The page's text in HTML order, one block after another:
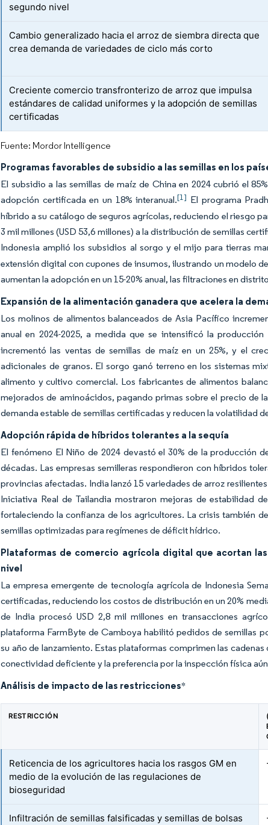
segundo nivel
Cambio generalizado hacia el arroz de siembra directa que
crea demanda de variedades de ciclo más corto
Creciente comercio transfronterizo de arroz que impulsa
estándares de calidad uniformes y la adopción de semillas
certificadas
Fuente: Mordor Intelligence
Programas favorables de subsidio a las semillas en los
El subsidio a las semillas de maíz de China en 2024 cubrió el
adopción certificada en un 18% interanual.[1] El programa
híbrido a su catálogo de seguros agrícolas, reduciendo el riesgo
3 mil millones (USD 53,6 millones) a la distribución de semillas
Indonesia amplió los subsidios al sorgo y el mijo para tierras
extensión digital con cupones de insumos, ilustrando un modelo
aumentan la adopción en un 15-20% anual, las filtraciones en
Expansión de la alimentación ganadera que acelera la
Los molinos de alimentos balanceados de Asia Pacífico
anual en 2024-2025, a medida que se intensificó la
incrementó las ventas de semillas de maíz en un 25%, y el
adicionales de granos. El sorgo ganó terreno en los sistemas
alimento y cultivo comercial. Los fabricantes de alimentos
mejorados de aminoácidos, pagando primas sobre el precio de
demanda estable de semillas certificadas y reducen la volatilidad
Adopción rápida de híbridos tolerantes a la sequía
El fenómeno El Niño de 2024 devastó el 30% de la producción
décadas. Las empresas semilleras respondieron con híbridos
provincias afectadas. India lanzó 15 variedades de arroz
Iniciativa Real de Tailandia mostraron mejoras de estabilidad
fortaleciendo la confianza de los agricultores. La crisis también
semillas optimizadas para regímenes de déficit hídrico.
Plataformas de comercio agrícola digital que acortan
nivel
La empresa emergente de tecnología agrícola de Indonesia
certificadas, reduciendo los costos de distribución en un 20%
de India procesó USD 2,8 mil millones en transacciones
plataforma FarmByte de Camboya habilitó pedidos de semillas
su año de lanzamiento. Estas plataformas comprimen las
conectividad deficiente y la preferencia por la inspección física
Análisis de impacto de las restricciones*
RESTRICCIÓN
Reticencia de los agricultores hacia los rasgos GM en
medio de la evolución de las regulaciones de
bioseguridad
Infiltración de semillas falsificadas y semillas de bolsas